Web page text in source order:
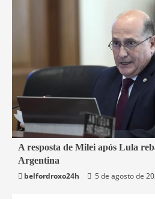
2 min read
Mundo
A resposta de Milei após Lula
Argentina
belfordroxo24h
5 de agosto de